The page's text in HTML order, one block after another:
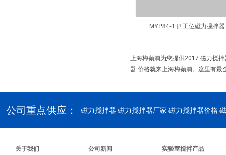
MYP84-1 四工位磁力搅拌器
上海梅颖浦为您提供2017 磁力搅
器 价格就来上海梅颖浦。这里有最
公司重点供应： 磁力搅拌器 磁力搅拌器厂家 磁力搅拌器价格
关于我们 公司新闻 实验室搅拌产品